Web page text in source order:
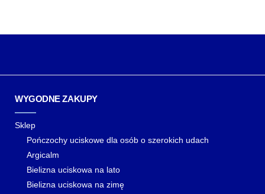
WYGODNE ZAKUPY
Sklep
Pończochy uciskowe dla osób o szerokich udach
Argicalm
Bielizna uciskowa na lato
Bielizna uciskowa na zimę